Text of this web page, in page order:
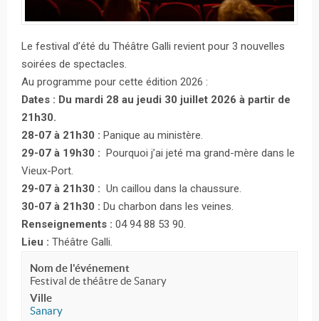
Le festival d’été du Théâtre Galli revient pour 3 nouvelles
soirées de spectacles.
Au programme pour cette édition 2026 :
Dates : Du mardi 28 au jeudi 30 juillet 2026 à partir de
21h30.
28-07 à 21h30 : Panique au ministère.
29-07 à 19h30 : Pourquoi j’ai jeté ma grand-mère dans le
Vieux-Port.
29-07 à 21h30 : Un caillou dans la chaussure.
30-07 à 21h30 : Du charbon dans les veines.
Renseignements : 04 94 88 53 90.
Lieu : Théâtre Galli.
Nom de l'événement
Festival de théâtre de Sanary
Ville
Sanary